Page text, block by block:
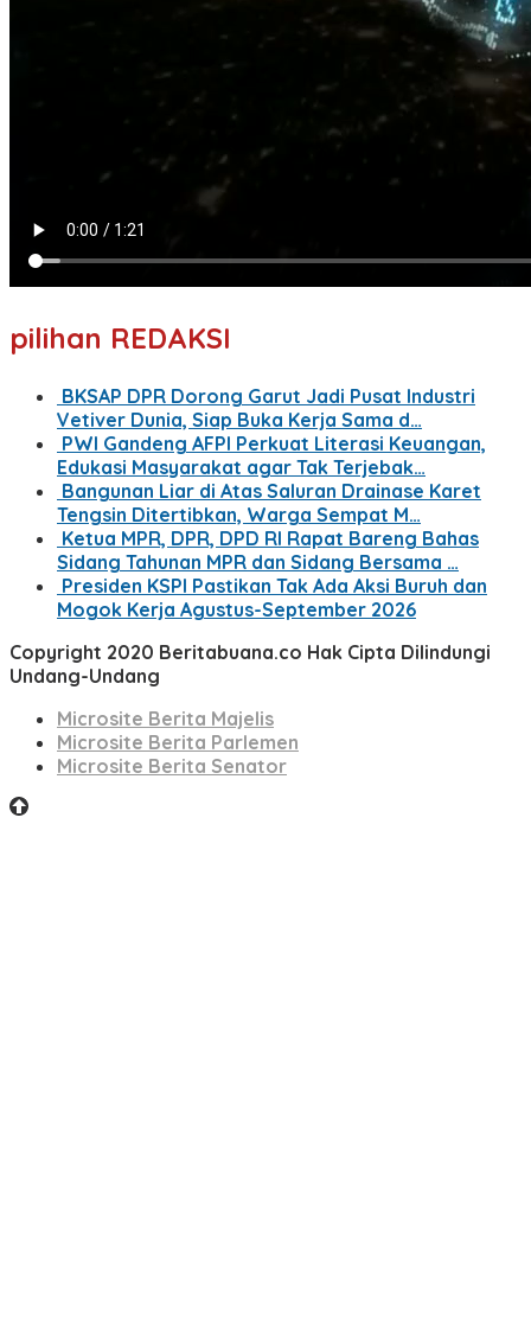
pilihan REDAKSI
BKSAP DPR Dorong Garut Jadi Pusat Industri
Vetiver Dunia, Siap Buka Kerja Sama d…
PWI Gandeng AFPI Perkuat Literasi Keuangan,
Edukasi Masyarakat agar Tak Terjebak…
Bangunan Liar di Atas Saluran Drainase Karet
Tengsin Ditertibkan, Warga Sempat M…
Ketua MPR, DPR, DPD RI Rapat Bareng Bahas
Sidang Tahunan MPR dan Sidang Bersama …
Presiden KSPI Pastikan Tak Ada Aksi Buruh dan
Mogok Kerja Agustus-September 2026
Copyright 2020 Beritabuana.co Hak Cipta Dilindungi
Undang-Undang
Microsite Berita Majelis
Microsite Berita Parlemen
Microsite Berita Senator